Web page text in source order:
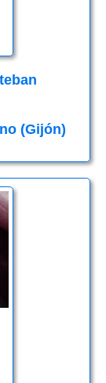
(Gijón)